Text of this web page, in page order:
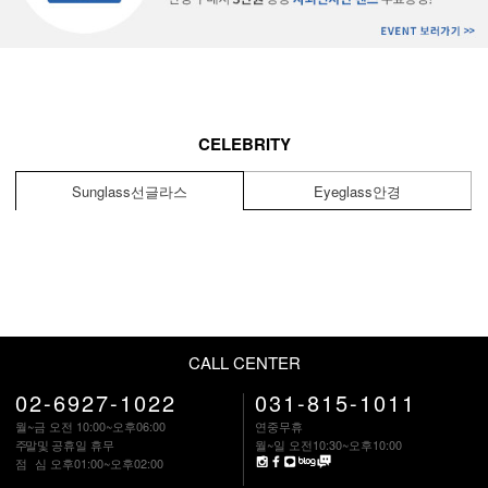
CELEBRITY
Sunglass선글라스 Eyeglass안경
CALL CENTER
02-6927-1022
월~금 오전 10:00~오후06:00
주말및 공휴일 휴무
점 심 오후01:00~오후02:00
031-815-1011
연중무휴
월~일 오전10:30~오후10:00